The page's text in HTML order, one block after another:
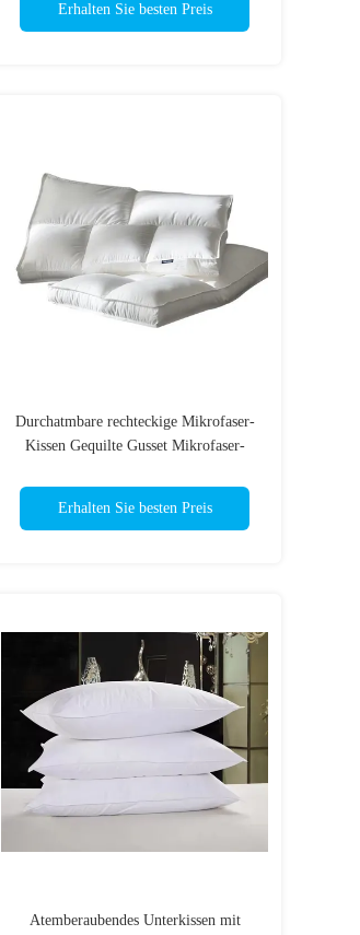
Erhalten Sie besten Preis
Durchatmbare rechteckige Mikrofaser-
Kissen Gequilte Gusset Mikrofaser-
Erhalten Sie besten Preis
Atemberaubendes Unterkissen mit